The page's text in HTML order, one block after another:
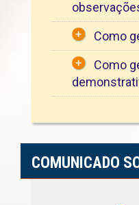
Como
Como
COMUNICADO